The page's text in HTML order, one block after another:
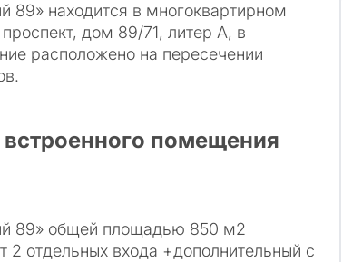
89» находится в многоквартирном
дом 89/71, литер А, в
расположено на пересечении
помещения
89» общей площадью 850 м2
отдельных входа +дополнительный с